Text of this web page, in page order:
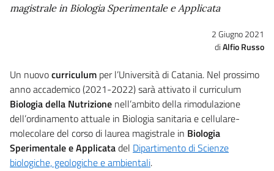
magistrale in Biologia Sperimentale e Applicata
2 Giugno 2021
Alfio Russo
Un nuovocurriculum per l’Università di Catania. Nel prossimo
anno accademico (2021-2022) sarà attivato il curriculum
Biologia della Nutrizione nell’ambito della rimodulazione
dell’ordinamento attuale in Biologia sanitaria e cellulare-
molecolare del corso di laurea magistrale in Biologia
Sperimentale e Applicatadel Dipartimento di Scienze
biologiche, geologiche e ambientali.